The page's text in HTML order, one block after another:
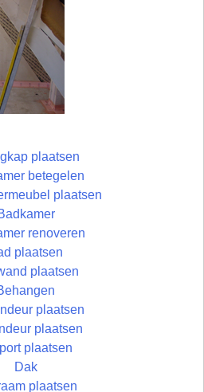
plaatsen
betegelen
plaatsen
renoveren
plaatsen
plaatsen
plaatsen
plaatsen
plaatsen
Dak
plaatsen